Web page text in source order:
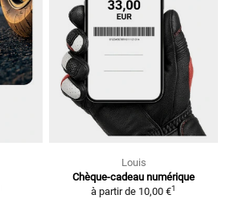
Louis
Chèque-cadeau numérique
à partir de 10,00 €1